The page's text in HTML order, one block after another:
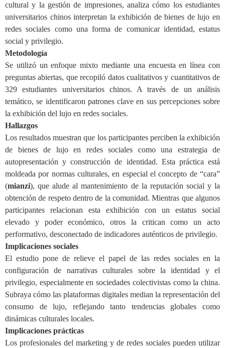
cultural y la gestión de impresiones, analiza cómo los estudiantes
universitarios chinos interpretan la exhibición de bienes de lujo en
redes sociales como una forma de comunicar identidad, estatus
social y privilegio.
Metodología
Se utilizó un enfoque mixto mediante una encuesta en línea con
preguntas abiertas, que recopiló datos cualitativos y cuantitativos de
329 estudiantes universitarios chinos. A través de un análisis
temático, se identificaron patrones clave en sus percepciones sobre
la exhibición del lujo en redes sociales.
Hallazgos
Los resultados muestran que los participantes perciben la exhibición
de bienes de lujo en redes sociales como una estrategia de
autopresentación y construcción de identidad. Esta práctica está
moldeada por normas culturales, en especial el concepto de “cara”
(mianzi), que alude al mantenimiento de la reputación social y la
obtención de respeto dentro de la comunidad. Mientras que algunos
participantes relacionan esta exhibición con un estatus social
elevado y poder económico, otros la critican como un acto
performativo, desconectado de indicadores auténticos de privilegio.
Implicaciones sociales
El estudio pone de relieve el papel de las redes sociales en la
configuración de narrativas culturales sobre la identidad y el
privilegio, especialmente en sociedades colectivistas como la china.
Subraya cómo las plataformas digitales median la representación del
consumo de lujo, reflejando tanto tendencias globales como
dinámicas culturales locales.
Implicaciones prácticas
Los profesionales del marketing y de redes sociales pueden utilizar